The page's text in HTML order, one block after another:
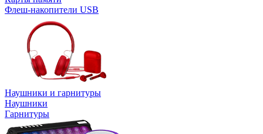
Флеш-накопители USB
Наушники и гарнитуры
Наушники
Гарнитуры